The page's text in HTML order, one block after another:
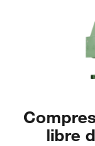
libre